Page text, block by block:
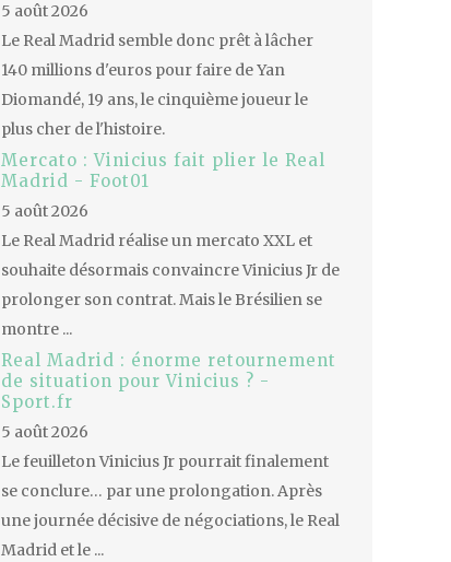
5 août 2026
Le Real Madrid semble donc prêt à lâcher
140 millions d'euros pour faire de Yan
Diomandé, 19 ans, le cinquième joueur le
plus cher de l'histoire.
Mercato : Vinicius fait plier le Real
Madrid - Foot01
5 août 2026
Le Real Madrid réalise un mercato XXL et
souhaite désormais convaincre Vinicius Jr de
prolonger son contrat. Mais le Brésilien se
montre ...
Real Madrid : énorme retournement
de situation pour Vinicius ? -
Sport.fr
5 août 2026
Le feuilleton Vinicius Jr pourrait finalement
se conclure… par une prolongation. Après
une journée décisive de négociations, le Real
Madrid et le ...